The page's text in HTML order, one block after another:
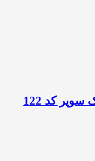
کد 122